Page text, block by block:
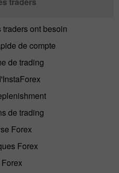
ont besoin
de compte
de trading
de trading
Forex
Forex